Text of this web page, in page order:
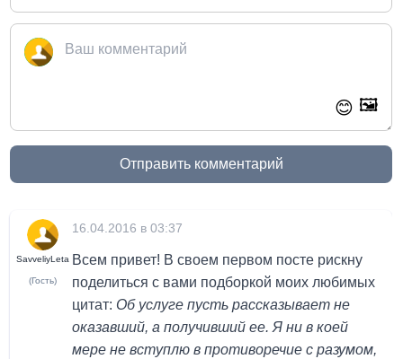
😊 🖼️
Отправить комментарий
SavveliyLeta
(Гость)
16.04.2016 в 03:37
Всем привет! В своем первом посте рискну
поделиться с вами подборкой моих любимых
цитат: Об услуге пусть рассказывает не
оказавший, а получивший ее. Я ни в коей
мере не вступлю в противоречие с разумом,